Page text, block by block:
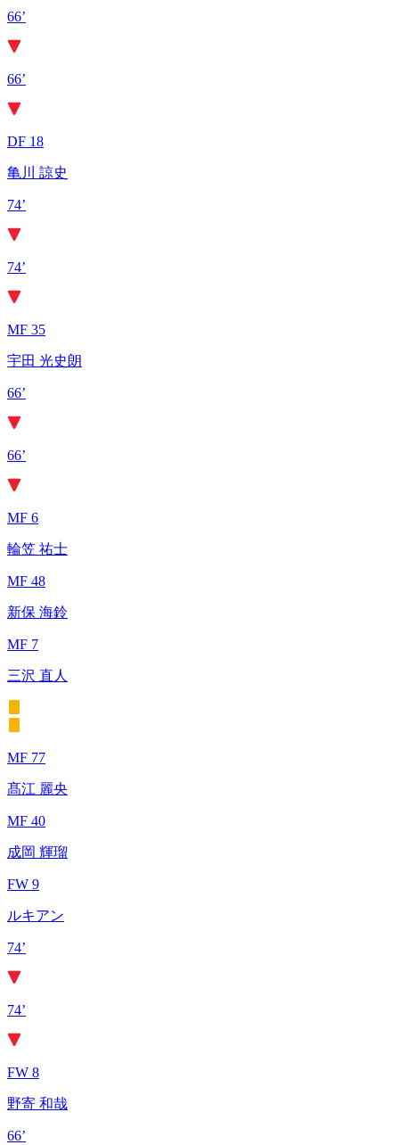
66’
66’
DF 18
亀川 諒史
74’
74’
MF 35
宇田 光史朗
66’
66’
MF 6
輪笠 祐士
MF 48
新保 海鈴
MF 7
三沢 直人
MF 77
髙江 麗央
MF 40
成岡 輝瑠
FW 9
ルキアン
74’
74’
FW 8
野寄 和哉
66’